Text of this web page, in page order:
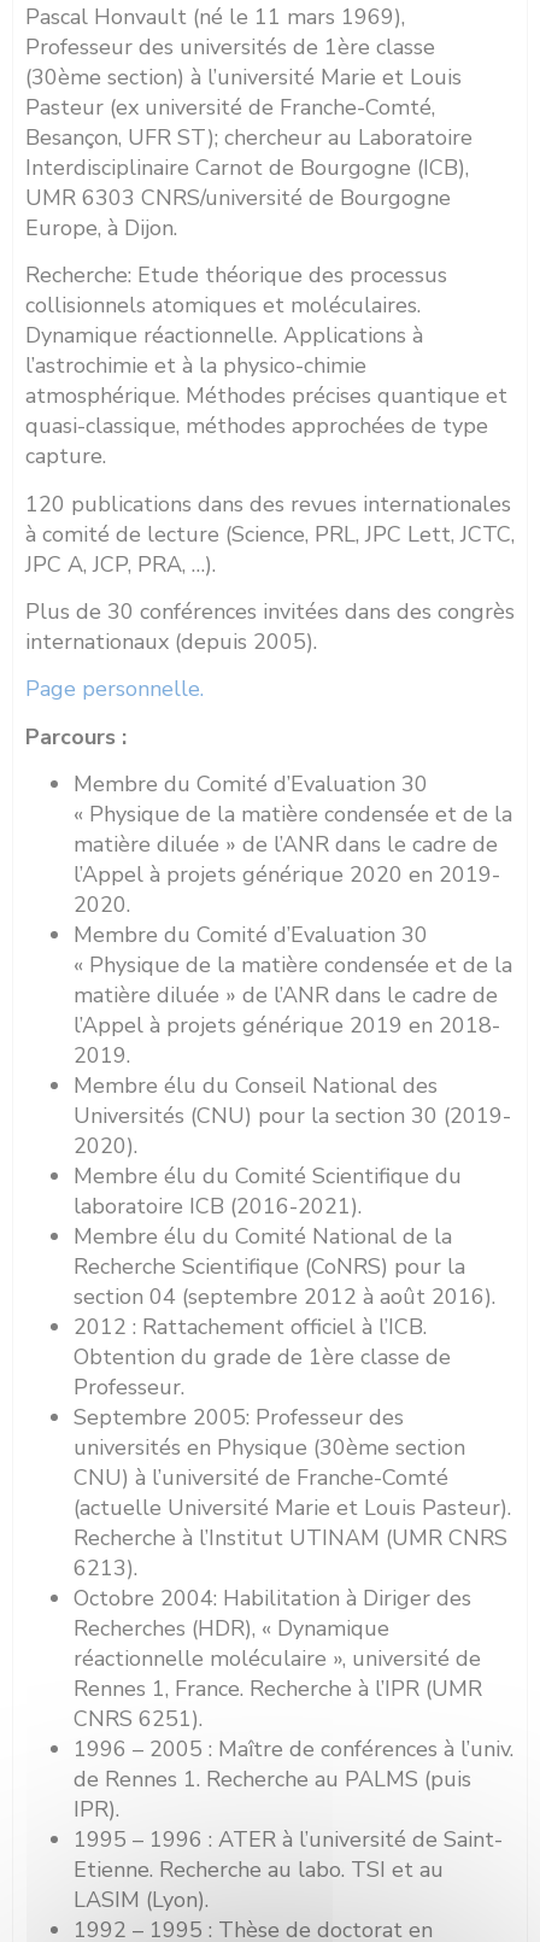
Pascal Honvault (né le 11 mars 1969),
Professeur des universités de 1ère classe
(30ème section) à l’université Marie et Louis
Pasteur (ex université de Franche-Comté,
Besançon, UFR ST); chercheur au Laboratoire
Interdisciplinaire Carnot de Bourgogne (ICB),
UMR 6303 CNRS/université de Bourgogne
Europe, à Dijon.
Recherche: Etude théorique des processus
collisionnels atomiques et moléculaires.
Dynamique réactionnelle. Applications à
l’astrochimie et à la physico-chimie
atmosphérique. Méthodes précises quantique et
quasi-classique, méthodes approchées de type
capture.
120 publications dans des revues internationales
à comité de lecture (Science, PRL, JPC Lett, JCTC,
JPC A, JCP, PRA, …).
Plus de 30 conférences invitées dans des congrès
internationaux (depuis 2005).
Page personnelle.
Parcours :
Membre du Comité d’Evaluation 30
« Physique de la matière condensée et de la
matière diluée » de l’ANR dans le cadre de
l’Appel à projets générique 2020 en 2019-
2020.
Membre du Comité d’Evaluation 30
« Physique de la matière condensée et de la
matière diluée » de l’ANR dans le cadre de
l’Appel à projets générique 2019 en 2018-
2019.
Membre élu du Conseil National des
Universités (CNU) pour la section 30 (2019-
2020).
Membre élu du Comité Scientifique du
laboratoire ICB (2016-2021).
Membre élu du Comité National de la
Recherche Scientifique (CoNRS) pour la
section 04 (septembre 2012 à août 2016).
2012 : Rattachement officiel à l’ICB.
Obtention du grade de 1ère classe de
Professeur.
Septembre 2005: Professeur des
universités en Physique (30ème section
CNU) à l’université de Franche-Comté
(actuelle Université Marie et Louis Pasteur).
Recherche à l’Institut UTINAM (UMR CNRS
6213).
Octobre 2004: Habilitation à Diriger des
Recherches (HDR), « Dynamique
réactionnelle moléculaire », université de
Rennes 1, France. Recherche à l’IPR (UMR
CNRS 6251).
1996 – 2005 : Maître de conférences à l’univ.
de Rennes 1. Recherche au PALMS (puis
IPR).
1995 – 1996 : ATER à l’université de Saint-
Etienne. Recherche au labo. TSI et au
LASIM (Lyon).
1992 – 1995 : Thèse de doctorat en